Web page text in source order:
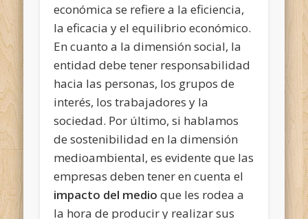
económica se refiere a la eficiencia,
la eficacia y el equilibrio económico.
En cuanto a la dimensión social, la
entidad debe tener responsabilidad
hacia las personas, los grupos de
interés, los trabajadores y la
sociedad. Por último, si hablamos
de sostenibilidad en la dimensión
medioambiental, es evidente que las
empresas deben tener en cuenta el
impacto del medio que les rodea a
la hora de producir y realizar sus